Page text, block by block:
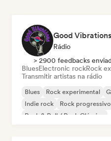
Good
Rádio
> 2900 feedbacks
BluesElectronic rockRock
Transmitir artistas na rádio
Blues Rock experimental
Indie rock
Rock progressivo
Rock & Roll / Rock Clássico